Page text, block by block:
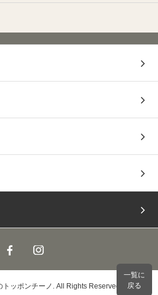
ッポンチーノ. All Rights Reserved.
一覧に
戻る